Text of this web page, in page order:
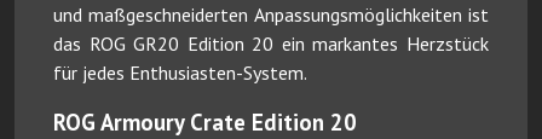
und maßgeschneiderten Anpassungsmöglichkeiten ist
das ROG GR20 Edition 20 ein markantes Herzstück
für jedes Enthusiasten-System.
ROG Armoury Crate Edition 20